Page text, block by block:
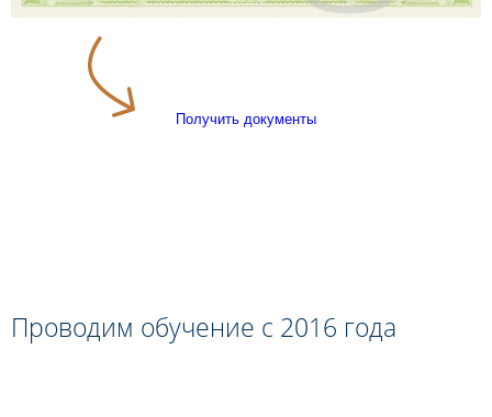
Получить документы
Проводим обучение с 2016 года